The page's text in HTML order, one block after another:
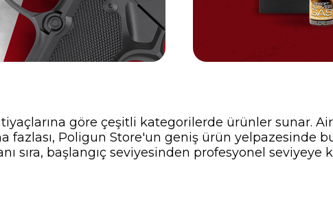
göre çeşitli kategorilerde ürünler sunar.
fazlası, Poligun Store'un geniş ürün yelpazesinde
sıra, başlangıç seviyesinden profesyonel